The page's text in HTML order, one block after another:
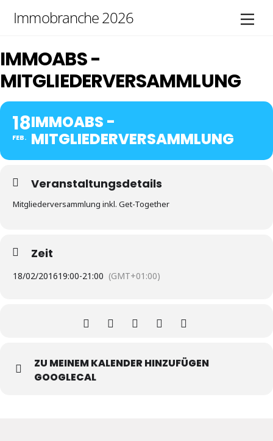
Immobranche 2026
IMMOABS -
MITGLIEDERVERSAMMLUNG
18
FEB.
IMMOABS -
MITGLIEDERVERSAMMLUNG
Veranstaltungsdetails
Mitgliederversammlung inkl. Get-Together
Zeit
18/02/201619:00-21:00 (GMT+01:00)
ZU MEINEM KALENDER HINZUFÜGEN
GOOGLECAL